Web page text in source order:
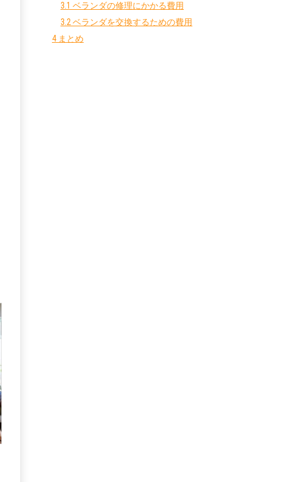
3.1 ベランダの修理にかかる費用
3.2 ベランダを交換するための費用
4まとめ